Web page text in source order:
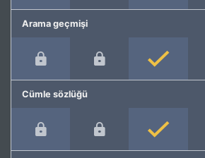
Arama geçmişi
Cümle sözlüğü